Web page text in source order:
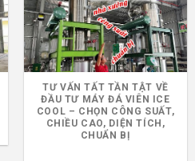
TƯ VẤN TẤT TẦN TẬT VỀ
ĐẦU TƯ MÁY ĐÁ VIÊN ICE
COOL – CHỌN CÔNG SUẤT,
CHIỀU CAO, DIỆN TÍCH,
CHUẨN BỊ